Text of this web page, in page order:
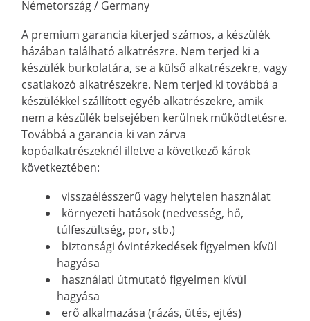
Németország / Germany
A premium garancia kiterjed számos, a készülék
házában található alkatrészre. Nem terjed ki a
készülék burkolatára, se a külső alkatrészekre, vagy
csatlakozó alkatrészekre. Nem terjed ki továbbá a
készülékkel szállított egyéb alkatrészekre, amik
nem a készülék belsejében kerülnek működtetésre.
Továbbá a garancia ki van zárva
kopóalkatrészeknél illetve a következő károk
következtében:
visszaélésszerű vagy helytelen használat
környezeti hatások (nedvesség, hő,
túlfeszültség, por, stb.)
biztonsági óvintézkedések figyelmen kívül
hagyása
használati útmutató figyelmen kívül
hagyása
erő alkalmazása (rázás, ütés, ejtés)